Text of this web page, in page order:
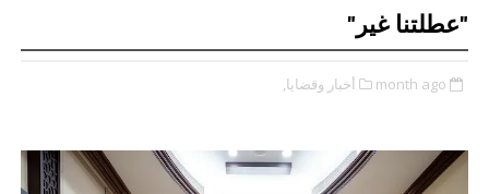
"عطلتنا غير"
month ago أخبار وقضايا,